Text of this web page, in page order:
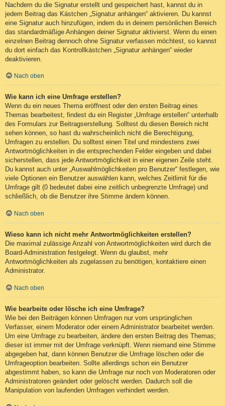
Nachdem du die Signatur erstellt und gespeichert hast, kannst du in
jedem Beitrag das Kästchen „Signatur anhängen“ aktivieren. Du kannst
eine Signatur auch hinzufügen, indem du in deinem persönlichen Bereich
das standardmäßige Anhängen deiner Signatur aktivierst. Wenn du einen
einzelnen Beitrag dennoch ohne Signatur verfassen möchtest, so kannst
du dort einfach das Kontrollkästchen „Signatur anhängen“ wieder
deaktivieren.
Nach oben
Wie kann ich eine Umfrage erstellen?
Wenn du ein neues Thema eröffnest oder den ersten Beitrag eines
Themas bearbeitest, findest du ein Register „Umfrage erstellen“ unterhalb
des Formulars zur Beitragserstellung. Solltest du diesen Bereich nicht
sehen können, so hast du wahrscheinlich nicht die Berechtigung,
Umfragen zu erstellen. Du solltest einen Titel und mindestens zwei
Antwortmöglichkeiten in die entsprechenden Felder eingeben und dabei
sicherstellen, dass jede Antwortmöglichkeit in einer eigenen Zeile steht.
Du kannst auch unter „Auswahlmöglichkeiten pro Benutzer“ festlegen, wie
viele Optionen ein Benutzer auswählen kann, welches Zeitlimit für die
Umfrage gilt (0 bedeutet dabei eine zeitlich unbegrenzte Umfrage) und
schließlich, ob die Benutzer ihre Stimme ändern können.
Nach oben
Wieso kann ich nicht mehr Antwortmöglichkeiten erstellen?
Die maximal zulässige Anzahl von Antwortmöglichkeiten wird durch die
Board-Administration festgelegt. Wenn du glaubst, mehr
Antwortmöglichkeiten als zugelassen zu benötigen, kontaktiere einen
Administrator.
Nach oben
Wie bearbeite oder lösche ich eine Umfrage?
Wie bei den Beiträgen können Umfragen nur vom ursprünglichen
Verfasser, einem Moderator oder einem Administrator bearbeitet werden.
Um eine Umfrage zu bearbeiten, ändere den ersten Beitrag des Themas;
dieser ist immer mit der Umfrage verknüpft. Wenn niemand eine Stimme
abgegeben hat, dann können Benutzer die Umfrage löschen oder die
Umfrageoption bearbeiten. Sollte allerdings schon ein Benutzer
abgestimmt haben, so kann die Umfrage nur noch von Moderatoren oder
Administratoren geändert oder gelöscht werden. Dadurch soll die
Manipulation von laufenden Umfragen verhindert werden.